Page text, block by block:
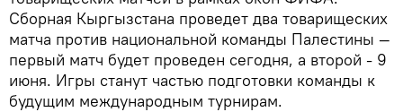
Сборная Кыргызстана проведет два товарищеских
матча против национальной команды Палестины —
первый матч будет проведен сегодня, а второй - 9
июня. Игры станут частью подготовки команды к
будущим международным турнирам.